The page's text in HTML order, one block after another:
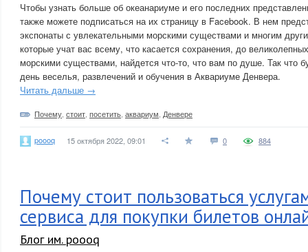
Чтобы узнать больше об океанариуме и его последних
также можете подписаться на их страницу в Facebook. В нем
экспонаты с увлекательными морскими существами и многим
которые учат вас всему, что касается сохранения, до
морскими существами, найдется что-то, что вам по душе. Так что
день веселья, развлечений и обучения в Аквариуме Денвера.
Читать дальше →
Почему стоит посетить аквариум Денвере
poooq 15 октября 2022, 09:01 0 884
Почему стоит пользоваться
сервиса для покупки билетов
Блог им. poooq